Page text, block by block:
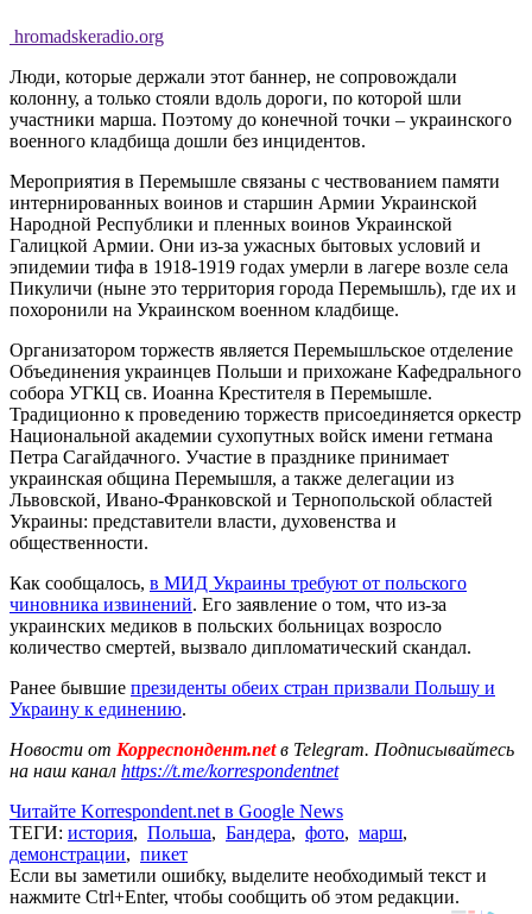
hromadskeradio.org
Люди, которые держали этот баннер, не сопровождали
колонну, а только стояли вдоль дороги, по которой шли
участники марша. Поэтому до конечной точки – украинского
военного кладбища дошли без инцидентов.
Мероприятия в Перемышле связаны с чествованием памяти
интернированных воинов и старшин Армии Украинской
Народной Республики и пленных воинов Украинской
Галицкой Армии. Они из-за ужасных бытовых условий и
эпидемии тифа в 1918-1919 годах умерли в лагере возле села
Пикуличи (ныне это территория города Перемышль), где их и
похоронили на Украинском военном кладбище.
Организатором торжеств является Перемышльское отделение
Объединения украинцев Польши и прихожане Кафедрального
собора УГКЦ св. Иоанна Крестителя в Перемышле.
Традиционно к проведению торжеств присоединяется оркестр
Национальной академии сухопутных войск имени гетмана
Петра Сагайдачного. Участие в празднике принимает
украинская община Перемышля, а также делегации из
Львовской, Ивано-Франковской и Тернопольской областей
Украины: представители власти, духовенства и
общественности.
Как сообщалось, в МИД Украины требуют от польского
чиновника извинений. Его заявление о том, что из-за
украинских медиков в польских больницах возросло
количество смертей, вызвало дипломатический скандал.
Ранее бывшие президенты обеих стран призвали Польшу и
Украину к единению.
Новости от Корреспондент.netв Telegram. Подписывайтесь
на наш канал https://t.me/korrespondentnet
Читайте Korrespondent.net в Google News
ТЕГИ: история, Польша, Бандера, фото, марш,
демонстрации, пикет
Если вы заметили ошибку, выделите необходимый текст и
нажмите Ctrl+Enter, чтобы сообщить об этом редакции.